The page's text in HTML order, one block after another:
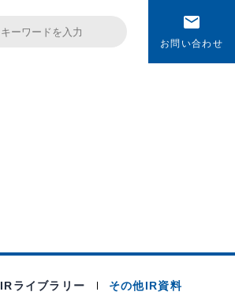
email
お問い合わせ
IRライブラリー その他IR資料